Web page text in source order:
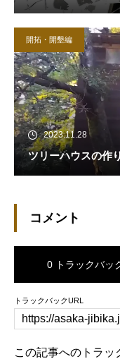
開拓・開墾編
2023.11.28
ツリーハウスの作
コメント
0 トラックバッ
トラックバックURL
この記事へのトラッ